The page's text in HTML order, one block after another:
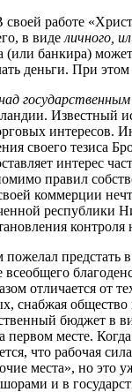
работе
в виде личного,
(или банкира)
деньги. При
Известный
интересов.
своего тезиса
правил
коммерции
республики
предстать
всеобщего
отличается от
снабжая
бюджет
первом месте.
что рабочая
места», но это
и в